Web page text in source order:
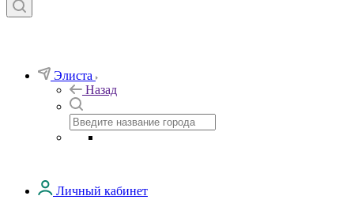
Элиста
Назад
Личный кабинет